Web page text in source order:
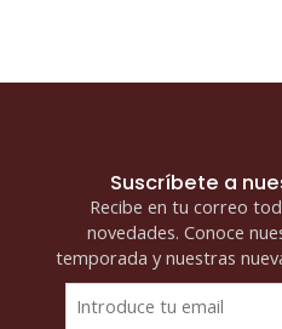
Suscríbete a
Recibe en tu correo
novedades. Conoce
temporada y nuestras